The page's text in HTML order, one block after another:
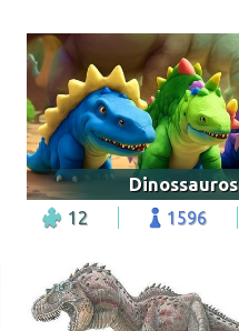
Dinossauros
12 1596